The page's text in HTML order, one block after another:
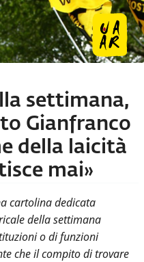
settimana,
Gianfranco
della laicità
mai»
cartolina dedicata
della settimana
o di funzioni
che il compito di trovare